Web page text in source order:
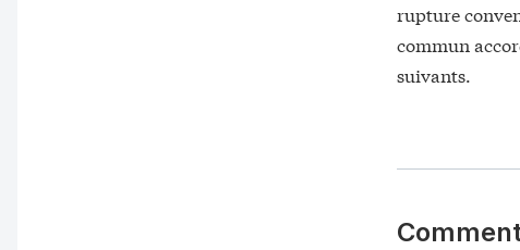
rupture
commun
suivants.